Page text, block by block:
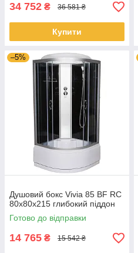
34 752 ₴ 36 581 ₴
Купити
–5%
Душовий бокс Vivia 85 BF RC
80х80х215 глибокий піддон
Готово до відправки
14 765 ₴ 15 542 ₴